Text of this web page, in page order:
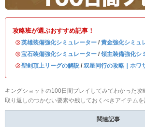
攻略班が選ぶおすすめ記事！
・英雄装備強化シミュレーター / 黄金強化シミュ
・宝石装備強化シミュレーター / 領主装備強化シ
・聖剣頂上リーグの解説 / 双星同行の攻略｜ホワ
キングショットの100日間プレイしてみてわかった攻
取り返しのつかない要素や残しておくべきアイテムを
関連記事